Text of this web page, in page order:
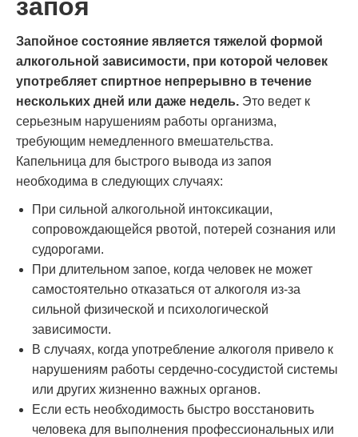
запоя
Запойное состояние является тяжелой формой
алкогольной зависимости, при которой человек
употребляет спиртное непрерывно в течение
нескольких дней или даже недель. Это ведет к
серьезным нарушениям работы организма,
требующим немедленного вмешательства.
Капельница для быстрого вывода из запоя
необходима в следующих случаях:
При сильной алкогольной интоксикации,
сопровождающейся рвотой, потерей сознания или
судорогами.
При длительном запое, когда человек не может
самостоятельно отказаться от алкоголя из-за
сильной физической и психологической
зависимости.
В случаях, когда употребление алкоголя привело к
нарушениям работы сердечно-сосудистой системы
или других жизненно важных органов.
Если есть необходимость быстро восстановить
человека для выполнения профессиональных или